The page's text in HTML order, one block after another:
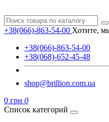
+38(066)-863-54-00 Хотите,
+38(066)-863-54-00
+38(068)-652-45-48
shop@brillion.com.ua
0 грн 0
Список категорий